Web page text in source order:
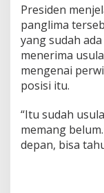
Presiden
panglima
yang sudah
menerima
mengenai
posisi itu.
“Itu sudah
memang
depan, bisa